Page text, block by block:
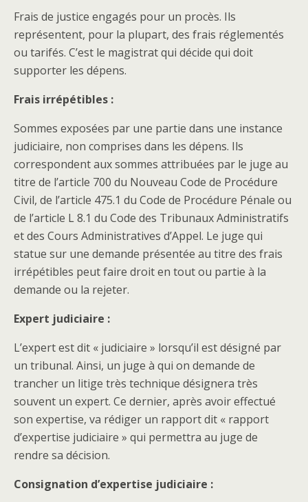
Frais de justice engagés pour un procès. Ils
représentent, pour la plupart, des frais réglementés
ou tarifés. C’est le magistrat qui décide qui doit
supporter les dépens.
Frais irrépétibles :
Sommes exposées par une partie dans une instance
judiciaire, non comprises dans les dépens. Ils
correspondent aux sommes attribuées par le juge au
titre de l’article 700 du Nouveau Code de Procédure
Civil, de l’article 475.1 du Code de Procédure Pénale ou
de l’article L 8.1 du Code des Tribunaux Administratifs
et des Cours Administratives d’Appel. Le juge qui
statue sur une demande présentée au titre des frais
irrépétibles peut faire droit en tout ou partie à la
demande ou la rejeter.
Expert judiciaire :
L’expert est dit « judiciaire » lorsqu’il est désigné par
un tribunal. Ainsi, un juge à qui on demande de
trancher un litige très technique désignera très
souvent un expert. Ce dernier, après avoir effectué
son expertise, va rédiger un rapport dit « rapport
d’expertise judiciaire » qui permettra au juge de
rendre sa décision.
Consignation d’expertise judiciaire :